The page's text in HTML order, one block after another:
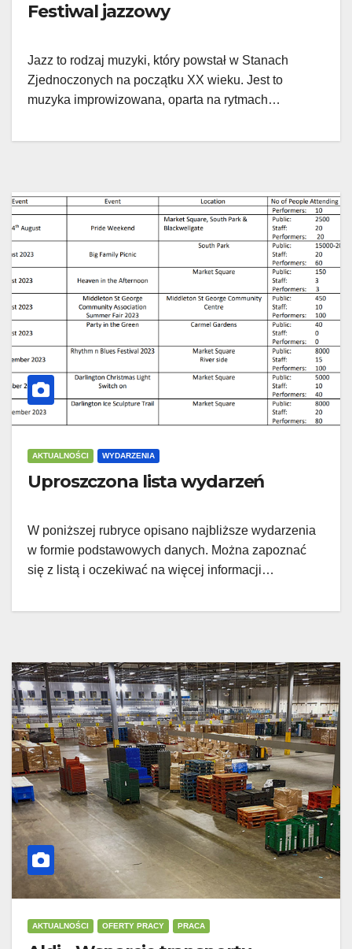
Festiwal jazzowy
Jazz to rodzaj muzyki, który powstał w Stanach
Zjednoczonych na początku XX wieku. Jest to
muzyka improwizowana, oparta na rytmach…
AKTUALNOŚCI WYDARZENIA
Uproszczona lista wydarzeń
W poniższej rubryce opisano najbliższe wydarzenia
w formie podstawowych danych. Można zapoznać
się z listą i oczekiwać na więcej informacji…
AKTUALNOŚCI OFERTY PRACY PRACA